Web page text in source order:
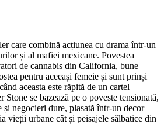
care combină acțiunea cu drama într-un
și al mafiei mexicane. Povestea
de cannabis din California, bune
pentru aceeași femeie și sunt prinși
aceasta este răpită de un cartel
se bazează pe o poveste tensionată,
și negocieri dure, plasată într-un decor
vieții urbane cât și peisajele sălbatice din